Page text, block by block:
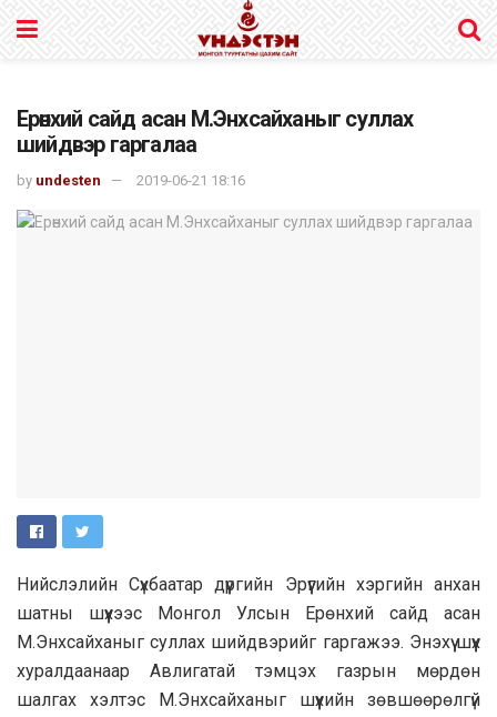
Ерөнхий сайд асан М.Энхсайханыг суллах
шийдвэр гаргалаа
by undesten 2019-06-21 18:16
Нийслэлийн Сүхбаатар дүүргийн Эрүүгийн хэргийн анхан
шатны шүүхээс Монгол Улсын Ерөнхий сайд асан
М.Энхсайханыг суллах шийдвэрийг гаргажээ. Энэхүү шүүх
хуралдаанаар Авлигатай тэмцэх газрын мөрдөн
шалгах хэлтэс М.Энхсайханыг шүүхийн зөвшөөрөлгүй